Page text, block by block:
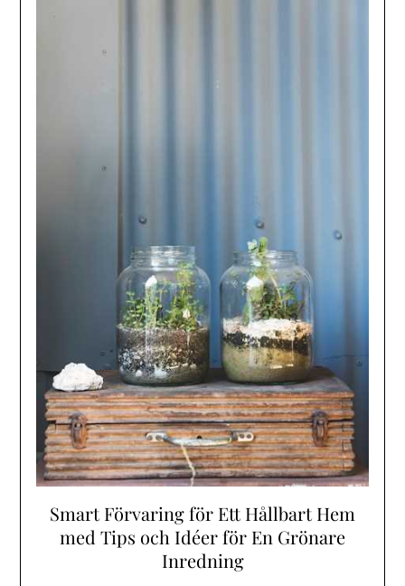
Smart Förvaring för Ett Hållbart Hem
med Tips och Idéer för En Grönare
Inredning